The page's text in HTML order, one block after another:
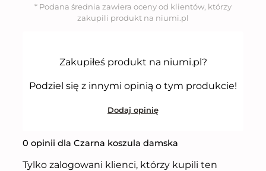
5
n
* Podana średnia zawiera oceny od klientów, którzy
zakupili produkt na niumi.pl
Zakupiłeś produkt na niumi.pl?
Podziel się z innymi opinią o tym produkcie!
Dodaj opinię
0 opinii dla Czarna koszula damska
Tylko zalogowani klienci, którzy kupili ten